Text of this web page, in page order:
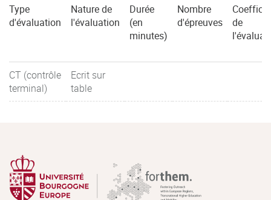
Type
d'évaluation
Nature de
l'évaluation
Durée
(en
minutes)
Nombre
d'épreuves
de
CT (contrôle
terminal)
Ecrit sur
table